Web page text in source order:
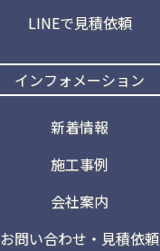
LINEで見積依頼
インフォメーション
新着情報
施工事例
会社案内
お問い合わせ・見積依頼